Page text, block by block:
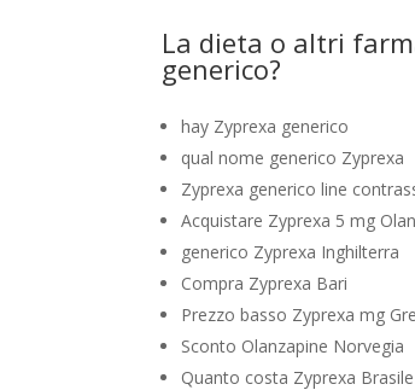
La dieta o altri
generico?
hay Zyprexa generico
qual nome generico Zyprexa
Zyprexa generico line
Acquistare Zyprexa 5 mg
generico Zyprexa Inghilterra
Compra Zyprexa Bari
Prezzo basso Zyprexa mg
Sconto Olanzapine Norvegia
Quanto costa Zyprexa Brasile